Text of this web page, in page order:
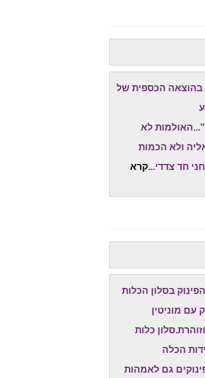
בהוצאה הכספית של
לא
ולא הכמות
חד צדדי...קרא
בסלון הכלות
עם מוניטין
כלות
הכלה
גם לאמהות